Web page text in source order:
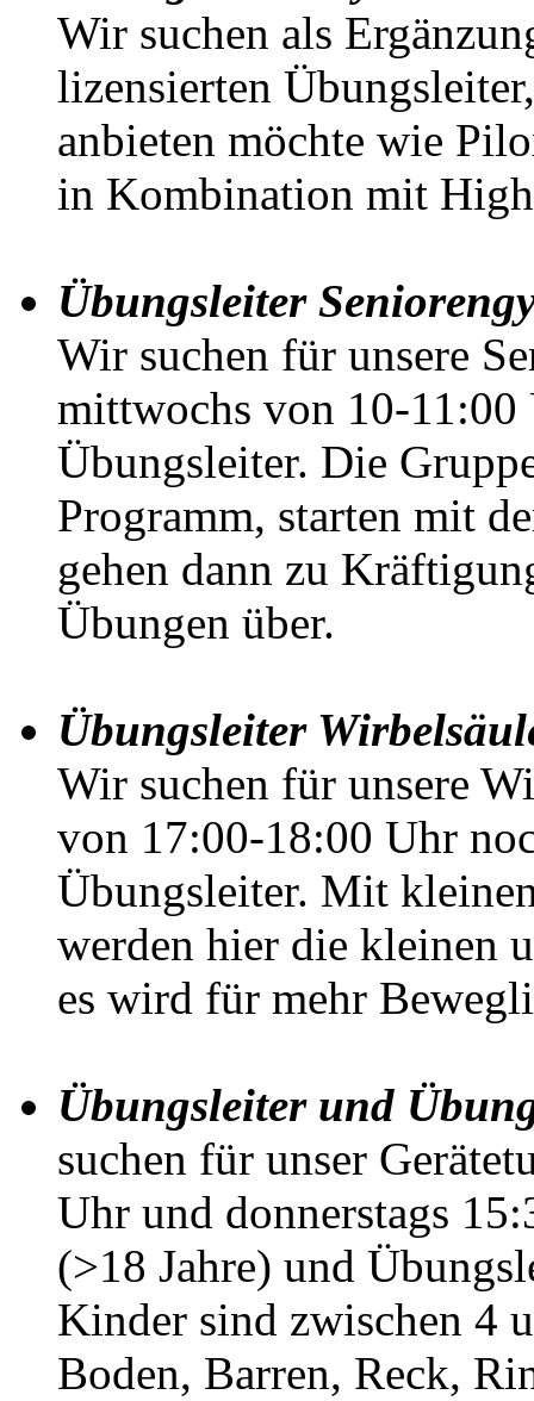
Wir suchen als
lizensierten
anbieten möchte wie
in Kombination mit
Übungsleiter
Wir suchen für unsere
mittwochs von 10-11:00
Übungsleiter. Die
Programm, starten mit
gehen dann zu
Übungen über.
Übungsleiter
Wir suchen für unsere
von 17:00-18:00 Uhr
Übungsleiter. Mit
werden hier die kleinen
es wird für mehr
Übungsleiter und
suchen für unser
Uhr und donnerstags
(>18 Jahre) und
Kinder sind zwischen 4
Boden, Barren, Reck,